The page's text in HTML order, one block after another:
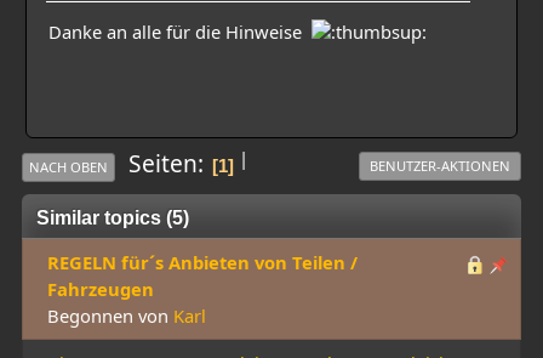
Danke an alle für die Hinweise
|
NACH OBEN Seiten 1 BENUTZER-AKTIONEN
Similar topics (5)
REGELN für´s Anbieten von Teilen /
Fahrzeugen
Begonnen von Karl